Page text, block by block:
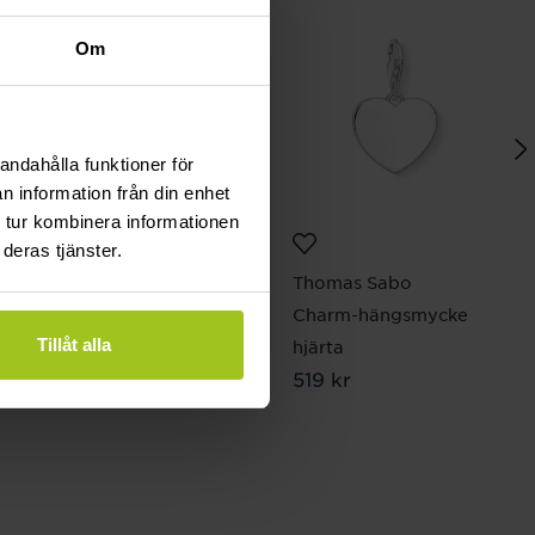
Om
funktioner för
information från din enhet
kombinera informationen
tjänster.
Tillåt alla
Charm-armband
beads av obsidian
Pris:679 kr
679 kr
Thomas Sabo
Charm-hängsmycke
hjärta
Pris :519 kr
519 kr